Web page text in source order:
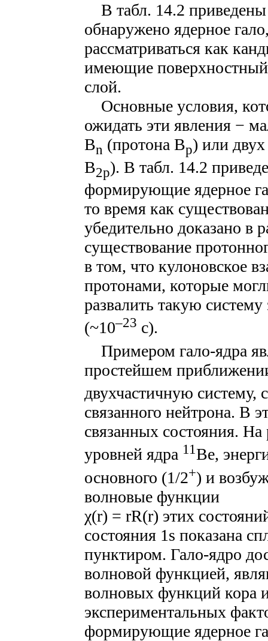
В табл. 14.2 приведены
обнаружено ядерное
рассматриваться как
имеющие
слой.
Основные условия,
ожидать эти явления −
Bn (протона Bp) или
B2p). В табл. 14.2
формирующие ядерное
то время как
убедительно доказано в
существование
в том, что кулоновское
протонами, которые
развалить такую
(~10–23 c).
Примером гало-ядра
простейшем
двухчастичную
связанного нейтрона. В
связанных состояния.
уровней ядра 11Be,
основного (1/2+) и
волновые функции
χ(r) = rR(r) этих
состояния 1s показана
пунктиром. Гало-ядро
волновой функцией,
волновых функций кора
экспериментальных
формирующие ядерное